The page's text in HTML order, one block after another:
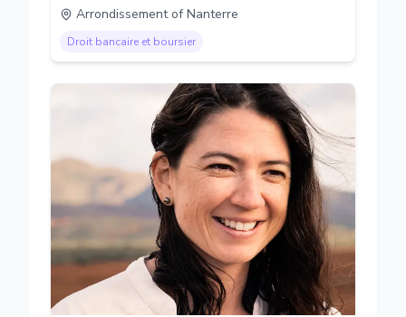
Arrondissement of Nanterre
Droit bancaire et boursier